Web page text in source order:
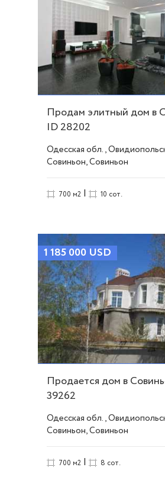
Продам элитный дом в
ID 28202
Одесская обл.,
Совиньон, Совиньон
700 м2 | 10 сот.
1 185 000 USD
Продается дом в
39262
Одесская обл.,
Совиньон, Совиньон
700 м2 | 8 сот.